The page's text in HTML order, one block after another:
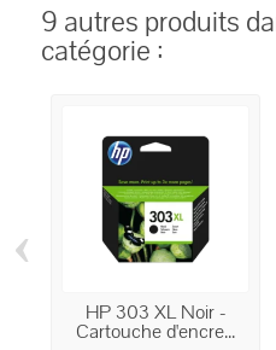
9 autres produits
catégorie :
HP 303 XL Noir -
Cartouche d'encre...
‹